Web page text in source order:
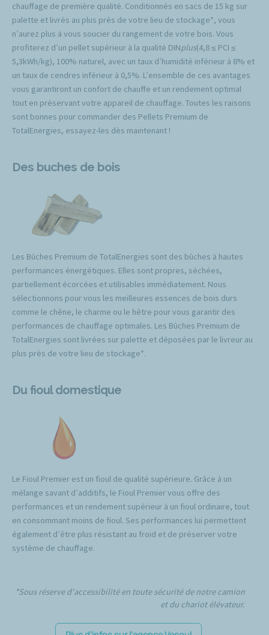
chauffage de première qualité. Conditionnés en sacs de 15 kg sur
palette et livrés au plus près de votre lieu de stockage*, vous
n’aurez plus à vous soucier du rangement de votre bois. Vous
profiterez d’un pellet supérieur à la qualité DINplus(4,8 ≤ PCI ≤
5,3kWh/kg), 100% naturel, avec un taux d’humidité inférieur à 8% et
un taux de cendres inférieur à 0,5%. L’ensemble de ces avantages
vous garantiront un confort de chauffe et un rendement optimal
tout en préservant votre appareil de chauffage. Toutes les raisons
sont bonnes pour commander des Pellets Premium de
TotalEnergies, essayez-les dès maintenant !
Des buches de bois
Les Bûches Premium de TotalEnergies sont des bûches à hautes
performances énergétiques. Elles sont propres, séchées,
partiellement écorcées et utilisables immédiatement. Nous
sélectionnons pour vous les meilleures essences de bois durs
comme le chêne, le charme ou le hêtre pour vous garantir des
performances de chauffage optimales. Les Bûches Premium de
TotalEnergies sont livrées sur palette et déposées par le livreur au
plus près de votre lieu de stockage*.
Du fioul domestique
Le Fioul Premier est un fioul de qualité supérieure. Grâce à un
mélange savant d’additifs, le Fioul Premier vous offre des
performances et un rendement supérieur à un fioul ordinaire, tout
en consommant moins de fioul. Ses performances lui permettent
également d’être plus résistant au froid et de préserver votre
système de chauffage.
*Sous réserve d'accessibilité en toute sécurité de notre camion
et du chariot élévateur.